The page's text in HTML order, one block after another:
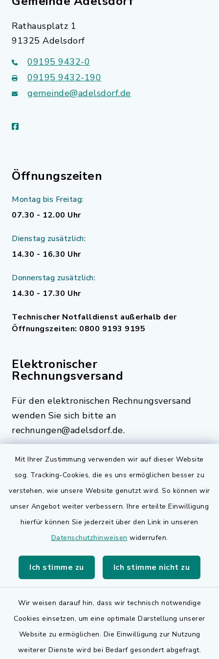
Mit Ihrer Zustimmung verwenden wir auf dieser Website
sog. Tracking-Cookies, die es uns ermöglichen besser zu
verstehen, wie unsere Website genutzt wird. So können wir
unser Angebot weiter verbessern. Ihre erteilte Einwilligung
hierfür können Sie jederzeit über den Link in unseren
Datenschutzhinweisen widerrufen.
Ich stimme zu Ich stimme nicht zu
Wir weisen darauf hin, dass wir technisch notwendige
Cookies einsetzen, um eine optimale Darstellung unserer
Website zu ermöglichen. Die Einwilligung zur Nutzung
weiterer Dienste wird bei Bedarf gesondert abgefragt.
Rathausplatz 1
91325 Adelsdorf
09195 9432-0
09195 9432-190
gemeinde@adelsdorf.de
facebook
Öffnungszeiten
Montag bis Freitag:
07.30 - 12.00 Uhr
Dienstag zusätzlich:
14.30 - 16.30 Uhr
Donnerstag zusätzlich:
14.30 - 17.30 Uhr
Technischer Notfalldienst außerhalb der
Öffnungszeiten: 0800 9193 9195
Elektronischer
Rechnungsversand
Für den elektronischen Rechnungsversand
wenden Sie sich bitte an
rechnungen@adelsdorf.de.
Quicklinks
Bauen in Adelsdorf
BayernPortal
Landkreis Erlangen-Höchstadt